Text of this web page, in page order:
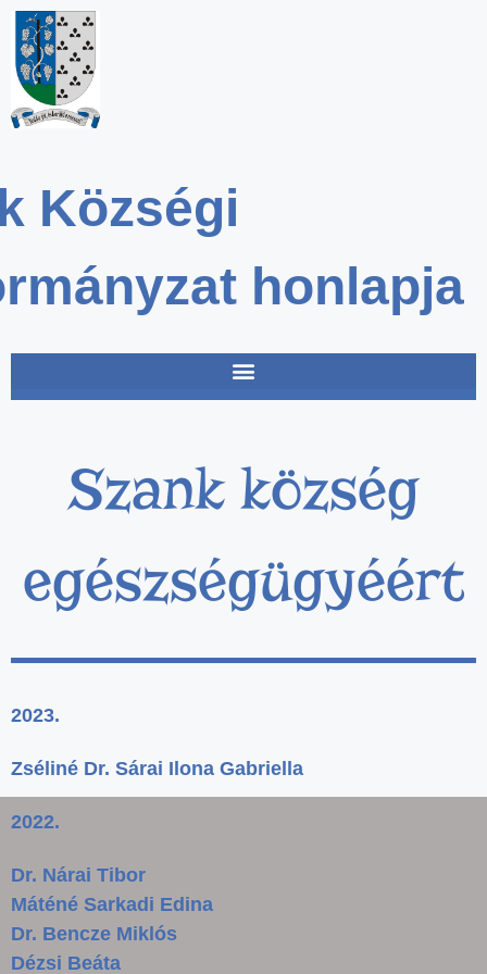
Községi
honlapja
Szank község
egészségügyéért
2023.
Zséliné Dr. Sárai Ilona Gabriella
2022.
Dr. Nárai Tibor
Máténé Sarkadi Edina
Dr. Bencze Miklós
Dézsi Beáta